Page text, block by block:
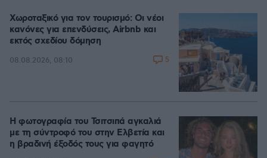
Χωροταξικό για τον τουρισμό: Οι νέοι
κανόνες για επενδύσεις, Airbnb και
εκτός σχεδίου δόμηση
08.08.2026, 08:10 5
Η φωτογραφία του Τσιτσιπά αγκαλιά
με τη σύντροφό του στην Ελβετία και
η βραδινή έξοδός τους για φαγητό